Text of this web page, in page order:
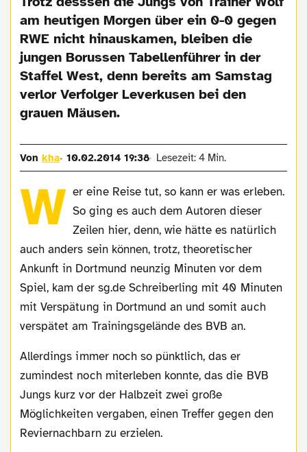
am heutigen Morgen über ein 0-0 gegen
RWE nicht hinauskamen, bleiben die
jungen Borussen Tabellenführer in der
Staffel West, denn bereits am Samstag
verlor Verfolger Leverkusen bei den
grauen Mäusen.
Vonkha 10.02.2014 19:38 Lesezeit: 4 Min.
W er eine Reise tut, so kann er was erleben.
So ging es auch dem Autoren dieser
Zeilen hier, denn, wie hätte es natürlich
auch anders sein können, trotz, theoretischer
Ankunft in Dortmund neunzig Minuten vor dem
Spiel, kam der sg.de Schreiberling mit 40 Minuten
mit Verspätung in Dortmund an und somit auch
verspätet am Trainingsgelände des BVB an.
Allerdings immer noch so pünktlich, das er
zumindest noch miterleben konnte, das die BVB
Jungs kurz vor der Halbzeit zwei große
Möglichkeiten vergaben, einen Treffer gegen den
Reviernachbarn zu erzielen.